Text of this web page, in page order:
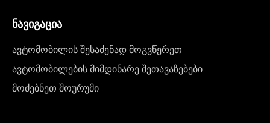
ნავიგაცია
ავტომობილის შესაძენად მოგვწერეთ
ავტომობილების მიმდინარე შეთავაზებები
მოძებნეთ შოურუმი